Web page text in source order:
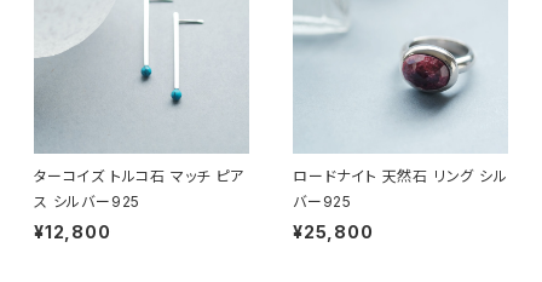
ターコイズ トルコ石 マッチ ピア
ス シルバー925
¥12,800
ロードナイト 天然石 リング シル
バー925
¥25,800